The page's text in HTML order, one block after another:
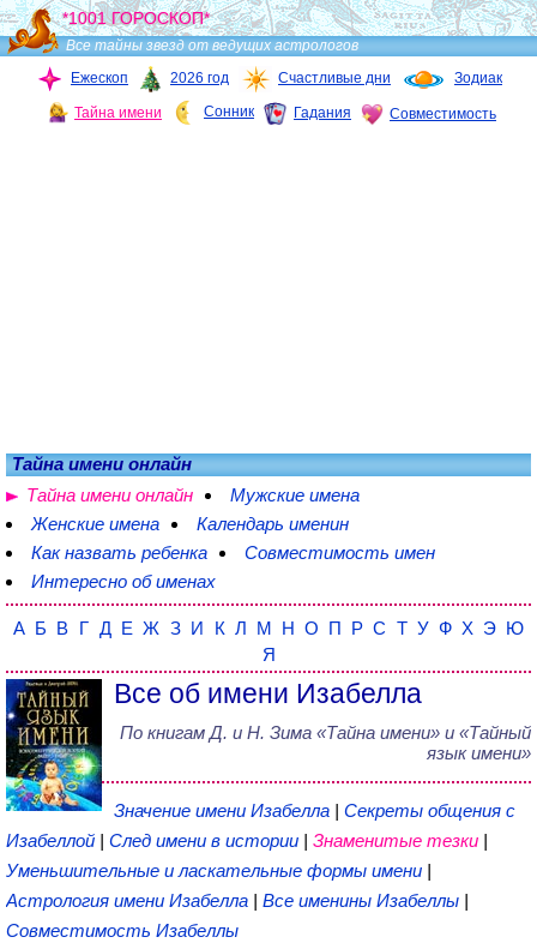
*1001 ГОРОСКОП*
Все тайны звезд от ведущих астрологов
Ежескоп
2026 год Счастливые дни Зодиак
Тайна имени Сонник Гадания Совместимость
Тайна имени онлайн
Тайна имени онлайн
Мужские имена
Женские имена
Календарь именин
Как назвать ребенка
Совместимость имен
Интересно об именах
А Б В Г Д Е Ж З И К Л М Н О П Р С Т У Ф Х Э Ю
Я
Все об имени Изабелла
По книгам Д. и Н. Зима «Тайна имени» и «Тайный
язык имени»
Значение имени Изабелла | Секреты общения с
Изабеллой | След имени в истории | Знаменитые тезки |
Уменьшительные и ласкательные формы имени |
Астрология имени Изабелла | Все именины Изабеллы |
Совместимость Изабеллы